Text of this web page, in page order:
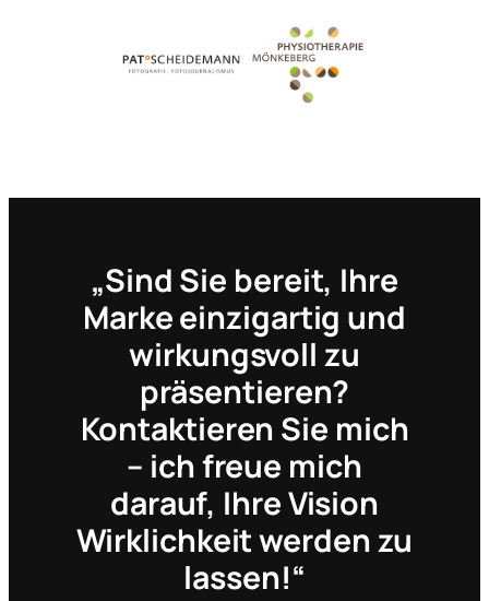
„Sind Sie bereit, Ihre
Marke einzigartig und
wirkungsvoll zu
präsentieren?
Kontaktieren Sie mich
– ich freue mich
darauf, Ihre Vision
Wirklichkeit werden zu
lassen!“